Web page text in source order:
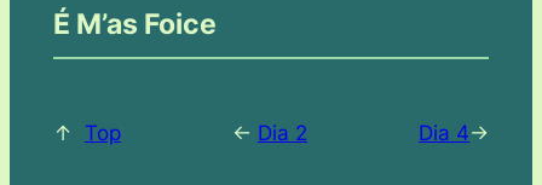
É M’as Foice
↑ Top <- Dia 2 Dia 4->